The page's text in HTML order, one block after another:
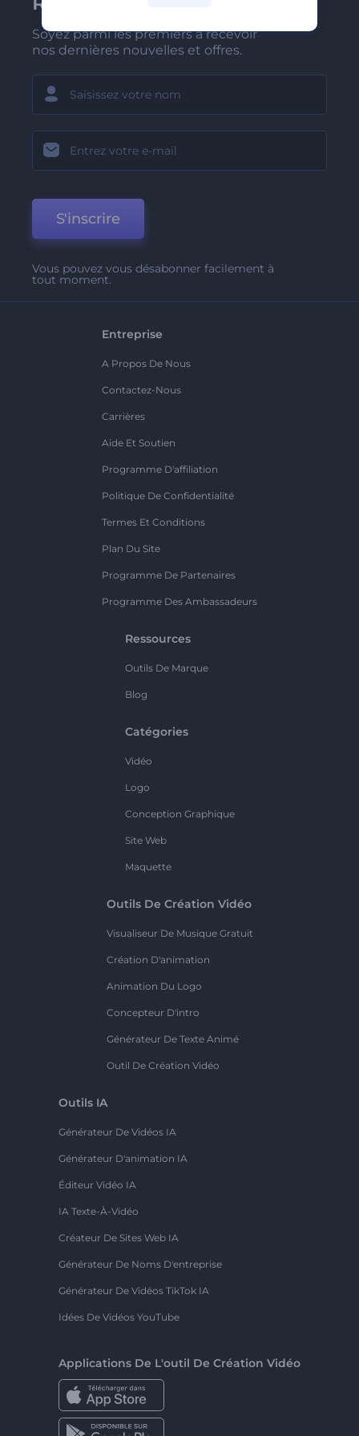
Soyez parmi les premiers à recevoir
nos dernières nouvelles et offres.
S'inscrire
Vous pouvez vous désabonner facilement à
tout moment.
Entreprise
A Propos De Nous
Contactez-Nous
Carrières
Aide Et Soutien
Programme D'affiliation
Politique De Confidentialité
Termes Et Conditions
Plan Du Site
Programme De Partenaires
Programme Des Ambassadeurs
Ressources
Outils De Marque
Blog
Catégories
Vidéo
Logo
Conception Graphique
Site Web
Maquette
Outils De Création Vidéo
Visualiseur De Musique Gratuit
Création D'animation
Animation Du Logo
Concepteur D'intro
Générateur De Texte Animé
Outil De Création Vidéo
Outils IA
Générateur De Vidéos IA
Générateur D'animation IA
Éditeur Vidéo IA
IA Texte-À-Vidéo
Créateur De Sites Web IA
Générateur De Noms D'entreprise
Générateur De Vidéos TikTok IA
Idées De Vidéos YouTube
Applications De L'outil De Création Vidéo